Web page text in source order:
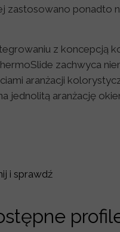
i sprawdź
zastosowano ponadto
z koncepcją
zachwyca
aranżacji
jednolitą aranżację